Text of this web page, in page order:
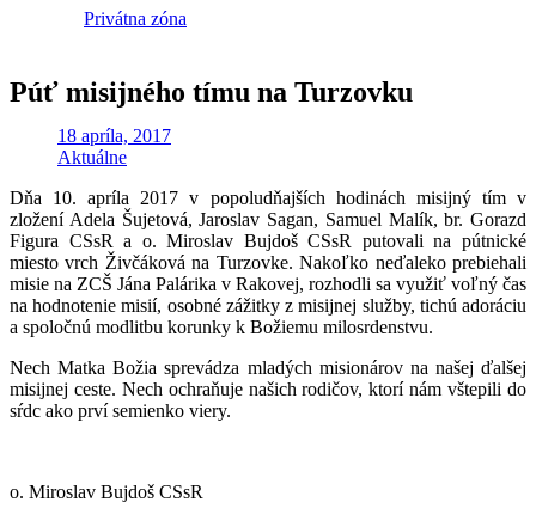
Privátna zóna
Púť misijného tímu na Turzovku
18 apríla, 2017
Aktuálne
Dňa 10. apríla 2017 v popoludňajších hodinách misijný tím v
zložení Adela Šujetová, Jaroslav Sagan, Samuel Malík, br. Gorazd
Figura CSsR a o. Miroslav Bujdoš CSsR putovali na pútnické
miesto vrch Živčáková na Turzovke. Nakoľko neďaleko prebiehali
misie na ZCŠ Jána Palárika v Rakovej, rozhodli sa využiť voľný čas
na hodnotenie misií, osobné zážitky z misijnej služby, tichú adoráciu
a spoločnú modlitbu korunky k Božiemu milosrdenstvu.
Nech Matka Božia sprevádza mladých misionárov na našej ďalšej
misijnej ceste. Nech ochraňuje našich rodičov, ktorí nám vštepili do
sŕdc ako prví semienko viery.
o. Miroslav Bujdoš CSsR